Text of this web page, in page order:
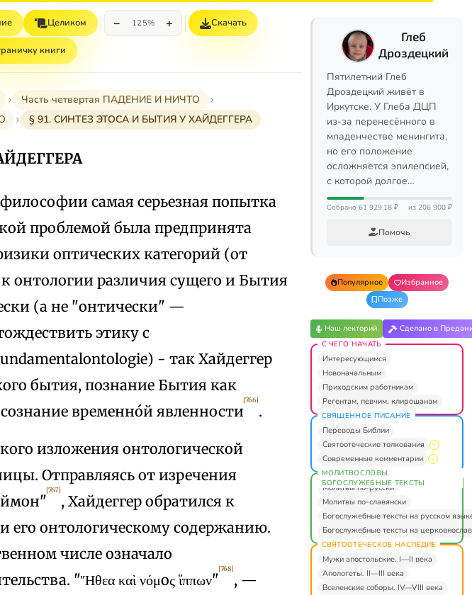
Целиком − 125% + Скачать
книги
Часть четвертая ПАДЕНИЕ И НИЧТО
§ 91. СИНТЕЗ ЭТОСА И БЫТИЯ У ХАЙДЕГГЕРА
самая серьезная попытка
проблемой была предпринята
оптических категорий (от
онтологии различия сущего и Бытия
(а не "онтически" —
этику с
- так Хайдеггер
бытия, познание Бытия как
временнóй явленности
[766]
.
изложения онтологической
Отправляясь от изречения
[767]
, Хайдеггер обратился к
и его онтологическому содержанию.
числе означало
"Ἤθεα καὶ νόμoς ἵππων"
[768]
, —
Глеб
Дроздецкий
Пятилетний Глеб
Дроздецкий живёт в
Иркутске. У Глеба ДЦП
из-за перенесённого в
младенчестве менингита,
но его положение
осложняется эпилепсией,
с которой долгое…
Собрано 61 929,18 ₽ из 206 900 ₽
Помочь
Популярное
Избранное
Позже
Наш лекторий Сделано в
С ЧЕГО НАЧАТЬ
Интересующимся
Новоначальным
Приходским работникам
Регентам, певчим, клирошанам
СВЯЩЕННОЕ ПИСАНИЕ
Переводы Библии
Святоотеческие толкования
Современные комментарии
МОЛИТВОСЛОВЫ.
БОГОСЛУЖЕБНЫЕ ТЕКСТЫ
Молитвы по-русски
Молитвы по-славянски
Богослужебные тексты на русском
Богослужебные тексты на
СВЯТООТЕЧЕСКОЕ НАСЛЕДИЕ
Мужи апостольские. I—II века
Апологеты. II—III века
Вселенские соборы. IV—VIII века